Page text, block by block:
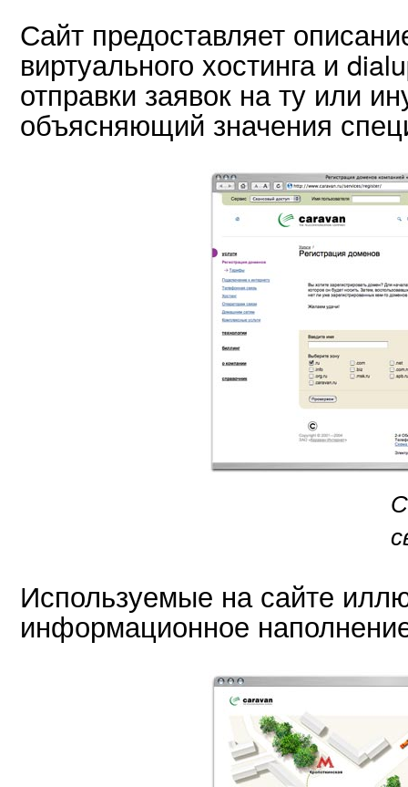
Сайт предоставляет
виртуального хостинга и
отправки заявок на ту или
объясняющий значения
Используемые на сайте
информационное